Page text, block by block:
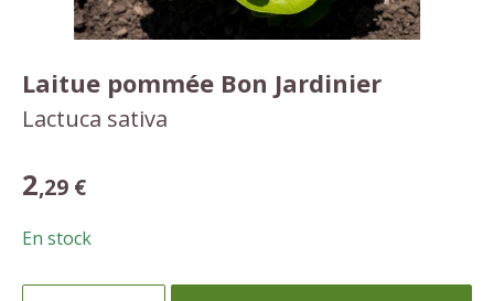
Laitue pommée Bon Jardinier
Lactuca sativa
2,29 €
En stock